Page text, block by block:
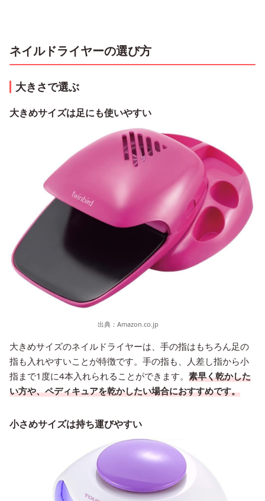
ネイルドライヤーの選び方
大きさで選ぶ
大きめサイズは足にも使いやすい
出典： Amazon.co.jp
大きめサイズのネイルドライヤーは、手の指はもちろん足の
指も入れやすいことが特徴です。手の指も、人差し指から小
指まで1度に4本入れられることができます。 素早く乾かした
い方や、ペディキュアを乾かしたい場合におすすめです。
小さめサイズは持ち運びやすい